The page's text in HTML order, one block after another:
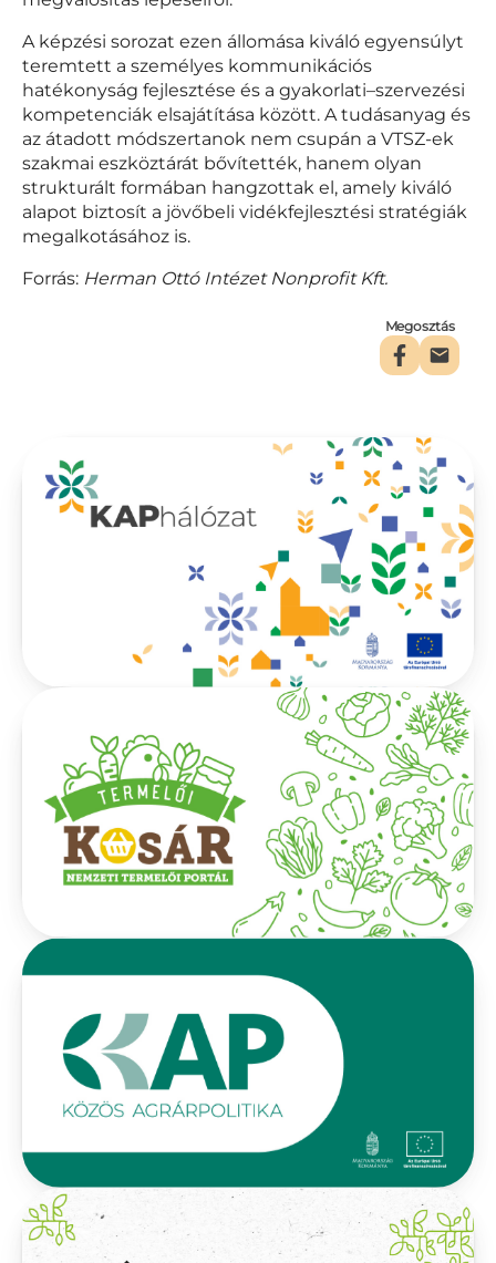
A képzési sorozat ezen állomása kiváló egyensúlyt
teremtett a személyes kommunikációs
hatékonyság fejlesztése és a gyakorlati–szervezési
kompetenciák elsajátítása között. A tudásanyag és
az átadott módszertanok nem csupán a VTSZ-ek
szakmai eszköztárát bővítették, hanem olyan
strukturált formában hangzottak el, amely kiváló
alapot biztosít a jövőbeli vidékfejlesztési stratégiák
megalkotásához is.
Forrás: Herman Ottó Intézet Nonprofit Kft.
Megosztás